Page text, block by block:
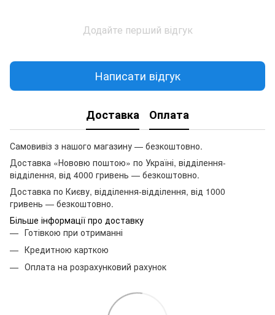
Додайте перший відгук
Написати відгук
Доставка Оплата
Самовивіз з нашого магазину — безкоштовно.
Доставка «Нововю поштою» по Україні, відділення-
відділення, від 4000 гривень — безкоштовно.
Доставка по Києву, відділення-відділення, від 1000
гривень — безкоштовно.
Більше інформації про доставку
Готівкою при отриманні
Кредитною карткою
Оплата на розрахунковий рахунок